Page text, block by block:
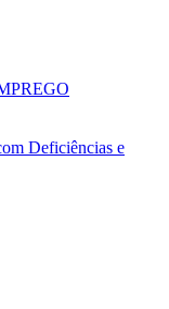
Deficiências e